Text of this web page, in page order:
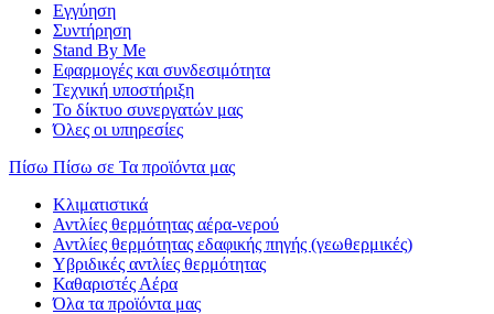
Εγγύηση
Συντήρηση
Stand By Me
Εφαρμογές και συνδεσιμότητα
Τεχνική υποστήριξη
Το δίκτυο συνεργατών μας
Όλες οι υπηρεσίες
Πίσω Πίσω σε Τα προϊόντα μας
Κλιματιστικά
Αντλίες θερμότητας αέρα-νερού
Αντλίες θερμότητας εδαφικής πηγής (γεωθερμικές)
Υβριδικές αντλίες θερμότητας
Καθαριστές Αέρα
Όλα τα προϊόντα μας